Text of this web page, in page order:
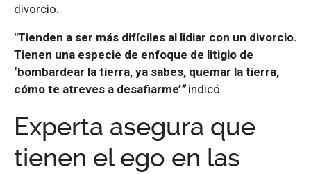
divorcio.
"Tienden a ser más difíciles al lidiar con un divorcio.
Tienen una especie de enfoque de litigio de
‘bombardear la tierra, ya sabes, quemar la tierra,
cómo te atreves a desafiarme’”indicó.
Experta asegura que
tienen el ego en las